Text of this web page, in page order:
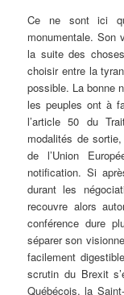
Ce ne sont ici
monumentale. Son
la suite des
choisir entre la
possible. La bonne
les peuples ont à
l’article 50 du
modalités de
de l’Union
notification. Si
durant les
recouvre alors
conférence dure
séparer son
facilement
scrutin du Brexit
Québécois, la